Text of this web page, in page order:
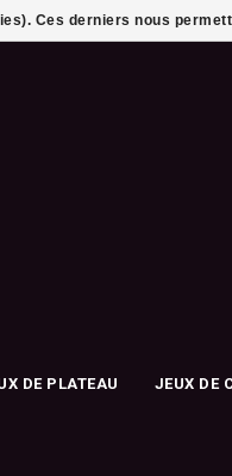
DE PLATEAU JEUX DE
Ces derniers nous